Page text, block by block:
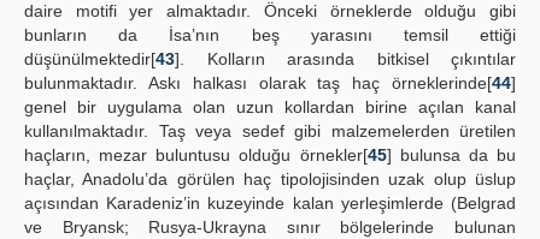
daire motifi yer almaktadır. Önceki örneklerde olduğu gibi
bunların da İsa’nın beş yarasını temsil ettiği
düşünülmektedir[43]. Kolların arasında bitkisel çıkıntılar
bulunmaktadır. Askı halkası olarak taş haç örneklerinde[44]
genel bir uygulama olan uzun kollardan birine açılan kanal
kullanılmaktadır. Taş veya sedef gibi malzemelerden üretilen
haçların, mezar buluntusu olduğu örnekler[45] bulunsa da bu
haçlar, Anadolu’da görülen haç tipolojisinden uzak olup üslup
açısından Karadeniz’in kuzeyinde kalan yerleşimlerde (Belgrad
ve Bryansk; Rusya-Ukrayna sınır bölgelerinde bulunan